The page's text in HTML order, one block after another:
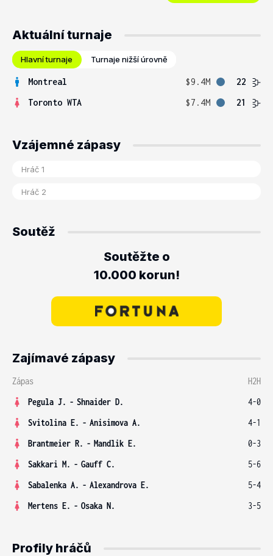
Aktuální turnaje
Hlavní turnaje Turnaje nižší úrovně
Montreal $9.4M
22
Toronto WTA
$7.4M 21
Vzájemné zápasy
Soutěž
Soutěžte o
10.000 korun!
Zajímavé zápasy
Zápas
H2H
Pegula J. - Shnaider D.
4-0
Svitolina E. - Anisimova A.
4-1
Brantmeier R. - Mandlik E.
0-3
Sakkari M. - Gauff C.
5-6
Sabalenka A. - Alexandrova E.
5-4
Mertens E. - Osaka N. 3-5
Profily hráčů